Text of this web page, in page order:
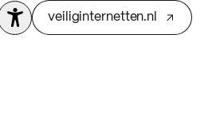
veiliginternetten.nl